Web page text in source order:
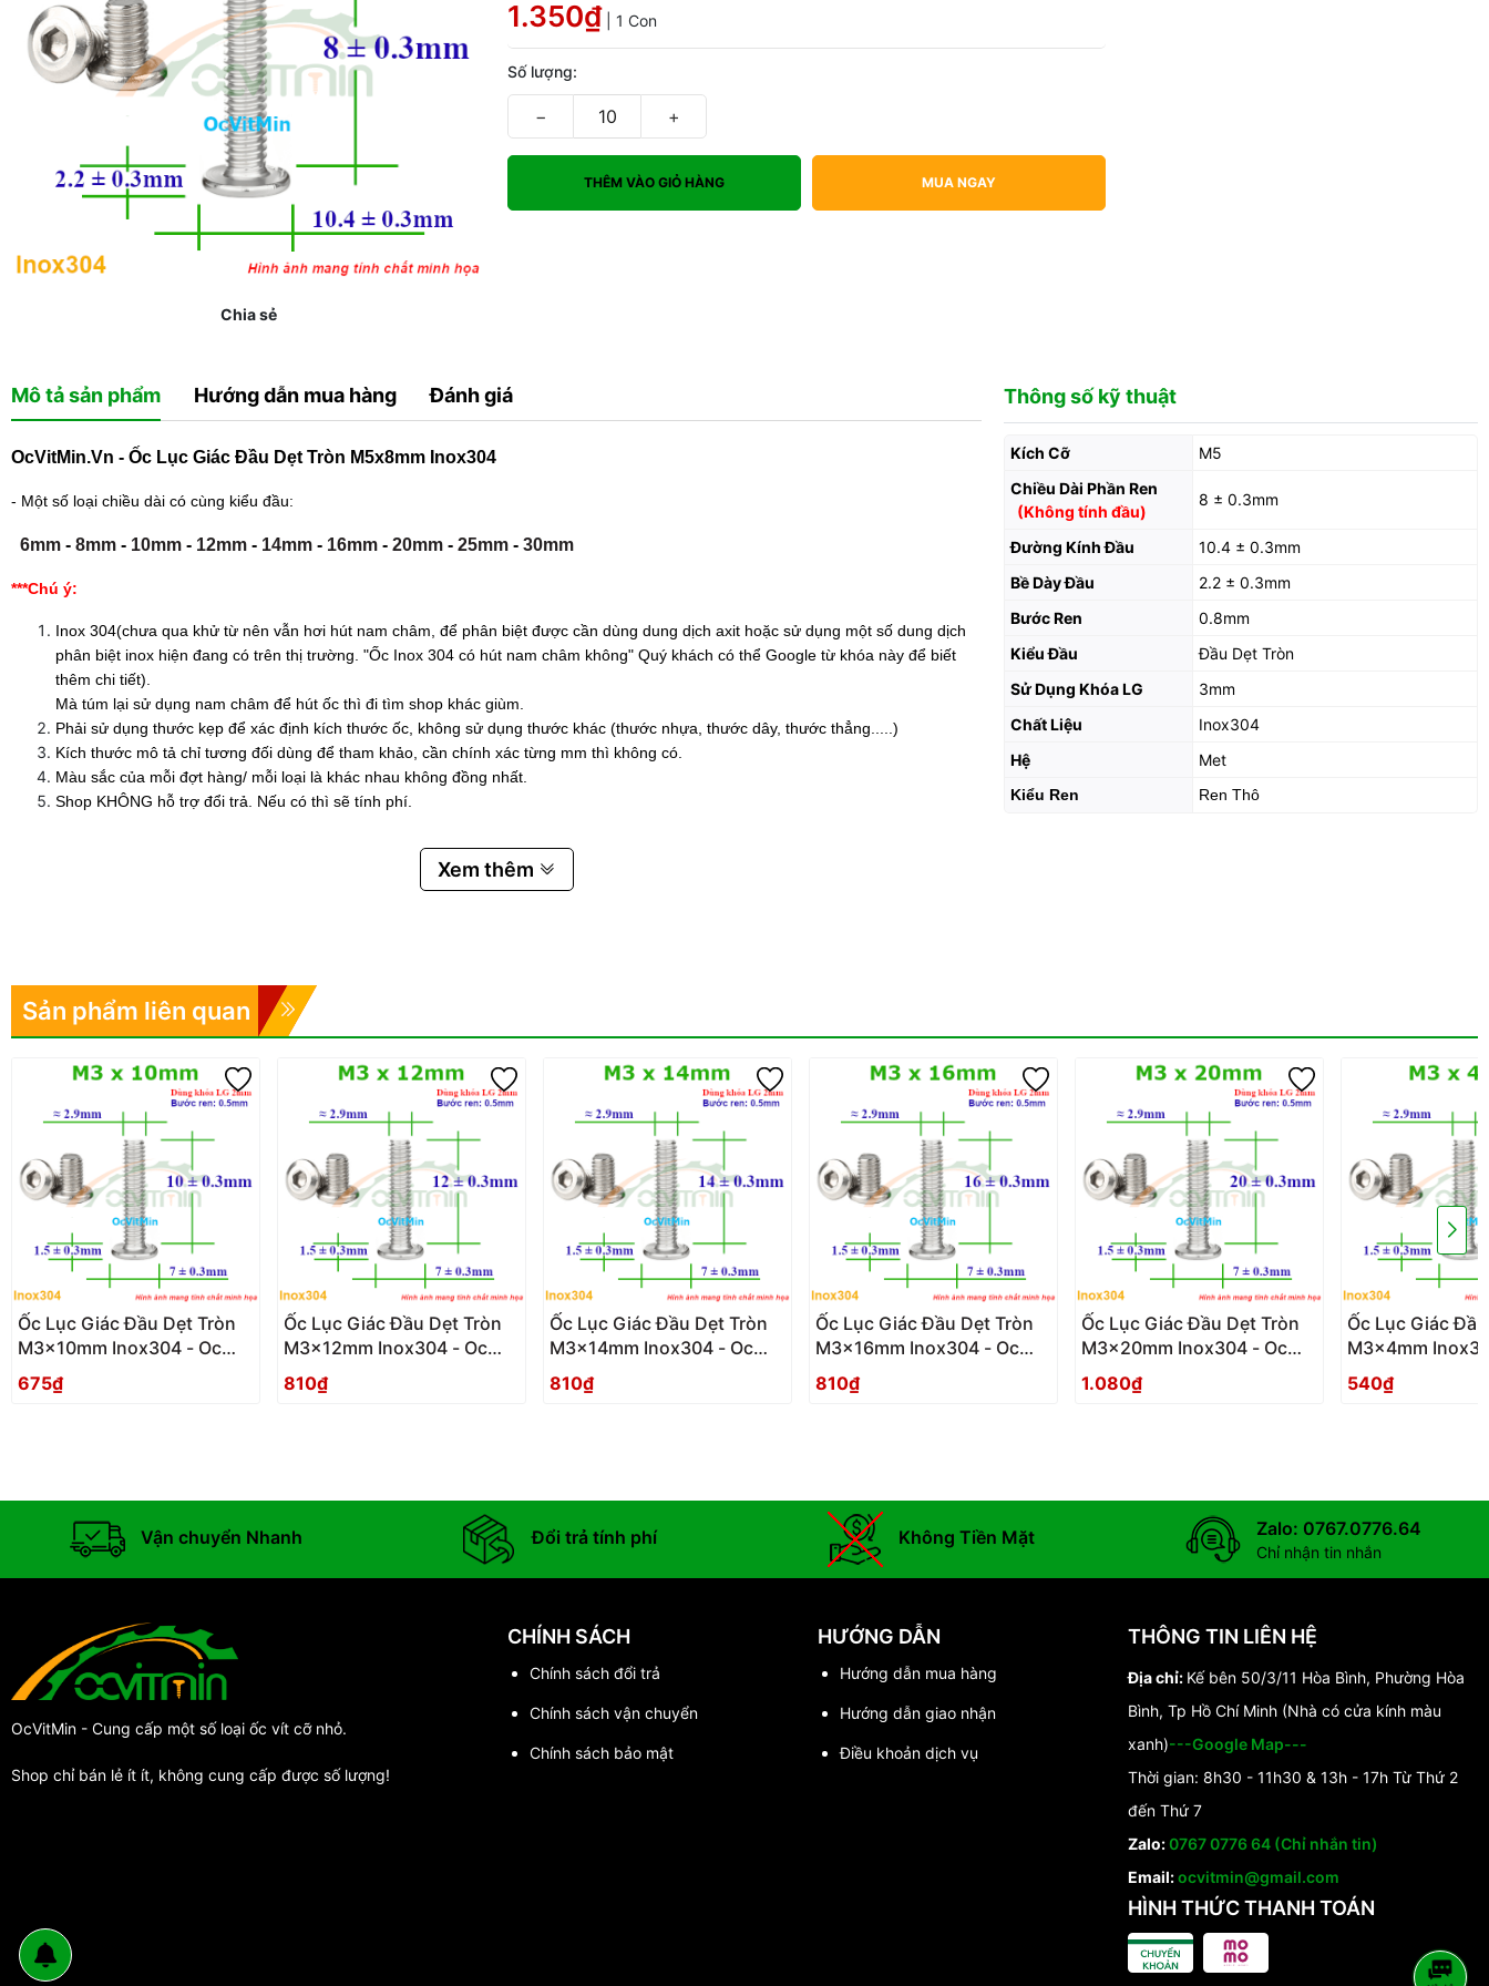
Chia sẻ
1.350₫ | 1 Con
Số lượng:
− +
THÊM VÀO GIỎ HÀNG MUA NGAY
Mô tả sản phẩm Hướng dẫn mua hàng Đánh giá
OcVitMin.Vn - Ốc Lục Giác Đầu Dẹt Tròn M5x8mm Inox304
- Một số loại chiều dài có cùng kiểu đầu:
6mm - 8mm - 10mm - 12mm - 14mm - 16mm - 20mm - 25mm - 30mm
***Chú ý:
Inox 304(chưa qua khử từ nên vẫn hơi hút nam châm, để phân biệt được cần dùng dung dịch axit hoặc sử dụng một số dung dịch
phân biệt inox hiện đang có trên thị trường. "Ốc Inox 304 có hút nam châm không" Quý khách có thể Google từ khóa này để biết
thêm chi tiết).
Mà túm lại sử dụng nam châm để hút ốc thì đi tìm shop khác giùm.
Phải sử dụng thước kẹp để xác định kích thước ốc, không sử dụng thước khác (thước nhựa, thước dây, thước thẳng.....)
Kích thước mô tả chỉ tương đối dùng để tham khảo, cần chính xác từng mm thì không có.
Màu sắc của mỗi đợt hàng/ mỗi loại là khác nhau không đồng nhất.
Shop KHÔNG hỗ trợ đổi trả. Nếu có thì sẽ tính phí.
Xem thêm
Thông số kỹ thuật
Kích Cỡ
M5
Chiều Dài Phần Ren
(Không tính đầu)
8 ± 0.3mm
Đường Kính Đầu
10.4 ± 0.3mm
Bề Dày Đầu
2.2 ± 0.3mm
Bước Ren
0.8mm
Kiểu Đầu
Đầu Dẹt Tròn
Sử Dụng Khóa LG
3mm
Chất Liệu
Inox304
Hệ
Met
Kiểu Ren Ren Thô
Sản phẩm liên quan
Ốc Lục Giác Đầu Dẹt Tròn
M3x10mm Inox304 - Oc
Luc Giac Dau Det Tron
675₫
Ốc Lục Giác Đầu Dẹt Tròn
M3x12mm Inox304 - Oc
Luc Giac Dau Det Tron
810₫
Ốc Lục Giác Đầu Dẹt Tròn
M3x14mm Inox304 - Oc
Luc Giac Dau Det Tron
810₫
Ốc Lục Giác Đầu Dẹt Tròn
M3x16mm Inox304 - Oc
Luc Giac Dau Det Tron
810₫
Ốc Lục Giác Đầu Dẹt Tròn
M3x20mm Inox304 - Oc
Luc Giac Dau Det Tron
1.080₫
Ốc Lục Giác
M3x4mm
Giac Dau Det
540₫
Vận chuyển Nhanh Đổi trả tính phí Không Tiền Mặt Zalo: 0767.0776.64
Chỉ nhận tin nhắn
OcVitMin - Cung cấp một số loại ốc vít cỡ nhỏ.
Shop chỉ bán lẻ ít ít, không cung cấp được số lượng!
CHÍNH SÁCH
Chính sách đổi trả
Chính sách vận chuyển
Chính sách bảo mật
HƯỚNG DẪN
Hướng dẫn mua hàng
Hướng dẫn giao nhận
Điều khoản dịch vụ
THÔNG TIN LIÊN HỆ
Địa chỉ: Kế bên 50/3/11 Hòa Bình, Phường Hòa
Bình, Tp Hồ Chí Minh (Nhà có cửa kính màu
xanh)---Google Map---
Thời gian: 8h30 - 11h30 & 13h - 17h Từ Thứ 2
đến Thứ 7
Zalo:0767 0776 64 (Chỉ nhắn tin)
Email:ocvitmin@gmail.com
HÌNH THỨC THANH TOÁN